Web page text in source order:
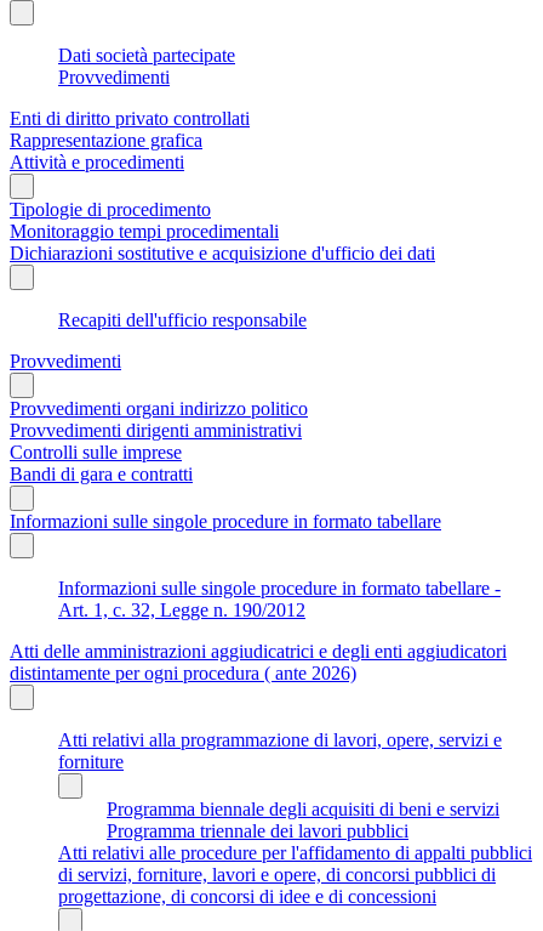
Dati società partecipate
Provvedimenti
Enti di diritto privato controllati
Rappresentazione grafica
Attività e procedimenti
Tipologie di procedimento
Monitoraggio tempi procedimentali
Dichiarazioni sostitutive e acquisizione d'ufficio dei dati
Recapiti dell'ufficio responsabile
Provvedimenti
Provvedimenti organi indirizzo politico
Provvedimenti dirigenti amministrativi
Controlli sulle imprese
Bandi di gara e contratti
Informazioni sulle singole procedure in formato tabellare
Informazioni sulle singole procedure in formato tabellare -
Art. 1, c. 32, Legge n. 190/2012
Atti delle amministrazioni aggiudicatrici e degli enti aggiudicatori
distintamente per ogni procedura ( ante 2026)
Atti relativi alla programmazione di lavori, opere, servizi e
forniture
Programma biennale degli acquisiti di beni e servizi
Programma triennale dei lavori pubblici
Atti relativi alle procedure per l'affidamento di appalti pubblici
di servizi, forniture, lavori e opere, di concorsi pubblici di
progettazione, di concorsi di idee e di concessioni